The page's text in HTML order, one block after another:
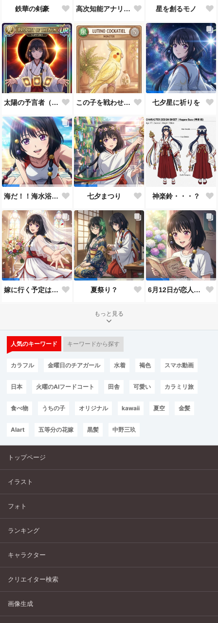
鉄華の剣豪 高次知能アナリスト MEI（Mathematical Electronic Intelligenc） 星を創るモノ
太陽の予言者（プロンプト使い方あってるんだろうか？） この子を戦わせるなんて出来ません！！ 七夕星に祈りを
海だ！！海水浴だ！！ 七夕まつり 神楽鈴・・・？
嫁に行く予定は無いのだけれど！ 夏祭り？ 6月12日が恋人の日と言うので…
もっと見る
人気のキーワード キーワードから探す
カラフル 金曜日のチアガール 水着 褐色 スマホ動画
日本 火曜のAIフードコート 田舎 可愛い カラミリ旅
食べ物 うちの子 オリジナル kawaii 夏空 金髪
AIart 五等分の花嫁 黒髪 中野三玖
トップページ
イラスト
フォト
ランキング
キャラクター
クリエイター検索
画像生成